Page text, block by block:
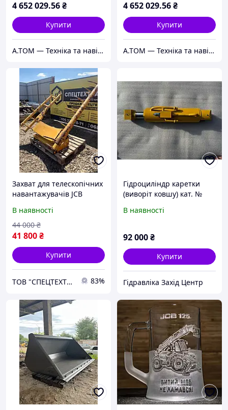
4 652 029.56₴
Купити
А.ТОМ — Техніка та навісне обладнання
4 652 029.56₴
Купити
А.ТОМ — Техніка та навісне обладнання
Захват для телескопічних
навантажувачів JCB
В наявності
41 800₴
44 000 ₴
Купити
ТОВ "СПЕЦТЕХТРАНС-БУКОВИНА" 83%
Гідроциліндр каретки
(виворіт ковшу) кат. №
Навантажувач JCB 535/95
В наявності
92 000₴
Купити
Гідравліка Захід Центр